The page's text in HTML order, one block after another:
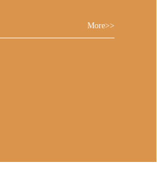
More>>